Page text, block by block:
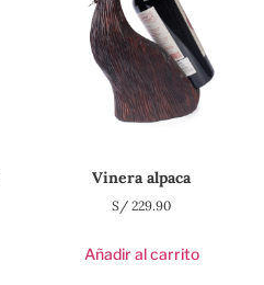
Vinera alpaca
S/ 229.90
Añadir al carrito